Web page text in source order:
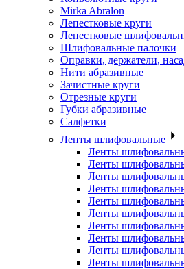
Mirka Abralon
Лепестковые круги
Лепестковые
Шлифовальные палочки
Оправки, держатели,
Нити абразивные
Зачистные круги
Отрезные круги
Губки абразивные
Салфетки
Ленты шлифовальные
Ленты
Ленты
Ленты
Ленты
Ленты
Ленты
Ленты
Ленты
Ленты
Ленты